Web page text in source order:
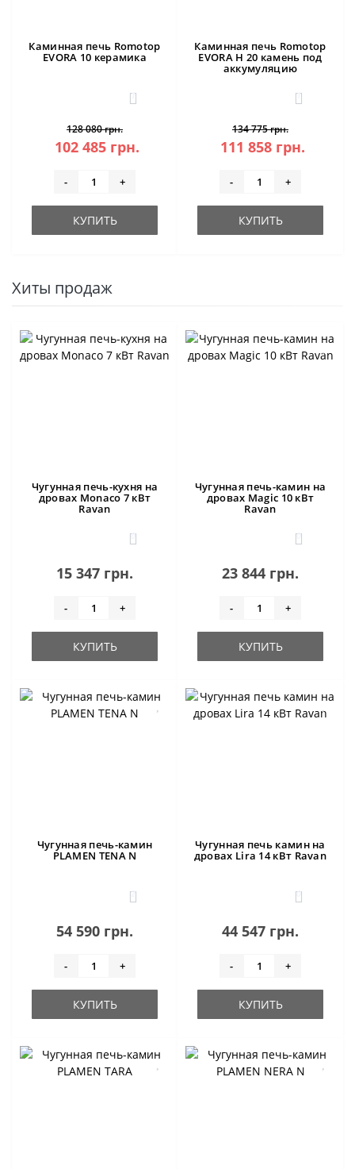
Каминная печь Romotop
EVORA 10 керамика
1
128 080 грн.
102 485 грн.
- +
КУПИТЬ
Каминная печь Romotop
EVORA H 20 камень под
аккумуляцию
1
134 775 грн.
111 858 грн.
- +
КУПИТЬ
Хиты продаж
Чугунная печь-кухня на
дровах Monaco 7 кВт
Ravan
0
15 347 грн.
- +
КУПИТЬ
Чугунная печь-камин на
дровах Magic 10 кВт
Ravan
0
23 844 грн.
- +
КУПИТЬ
Чугунная печь-камин
PLAMEN TENA N
2
54 590 грн.
- +
КУПИТЬ
Чугунная печь камин на
дровах Lira 14 кВт Ravan
0
44 547 грн.
- +
КУПИТЬ